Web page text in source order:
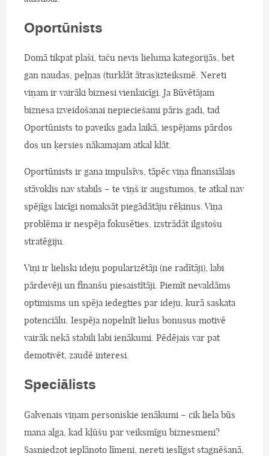
Oportūnists
Domā tikpat plaši, taču nevis lieluma kategorijās, bet
gan naudas, peļņas (turklāt ātras)izteiksmē. Nereti
viņam ir vairāki biznesi vienlaicīgi. Ja Būvētājam
biznesa izveidošanai nepieciešami pāris gadi, tad
Oportūnists to paveiks gada laikā, iespējams pārdos
dos un ķersies nākamajam atkal klāt.
Oportūnists ir gana impulsīvs, tāpēc viņa finansiālais
stāvoklis nav stabils – te viņš ir augstumos, te atkal nav
spējīgs laicīgi nomaksāt piegādātāju rēķinus. Viņa
problēma ir nespēja fokusēties, izstrādāt ilgstošu
stratēģiju.
Viņi ir lieliski ideju popularizētāji (ne radītāji), labi
pārdevēji un finanšu piesaistītāji. Piemīt nevaldāms
optimisms un spēja iedegties par ideju, kurā saskata
potenciālu. Iespēja nopelnīt lielus bonusus motivē
vairāk nekā stabili labi ienākumi. Pēdējais var pat
demotivēt, zaudē interesi.
Speciālists
Galvenais viņam personiskie ienākumi – cik liela būs
mana alga, kad kļūšu par veiksmīgu biznesmeni?
Sasniedzot ieplānoto līmeni, nereti ieslīgst stagnēšanā,